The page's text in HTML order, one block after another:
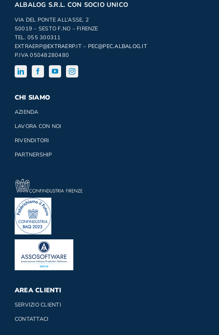
ALBALOG S.R.L. CON SOCIO UNICO
VIA DEL PONTE ALL’ASSE, 2
50019 – SESTO F.NO – FIRENZE
TEL. 055 300311
EXTRAERP@EXTRAERP.IT– PEC@PEC.ALBALOG.IT
P.IVA 05048280480
CHI SIAMO
AZIENDA
LAVORA CON NOI
RIVENDITORI
PARTNERSHIP
AREA CLIENTI
SERVIZIO CLIENTI
CONTATTACI